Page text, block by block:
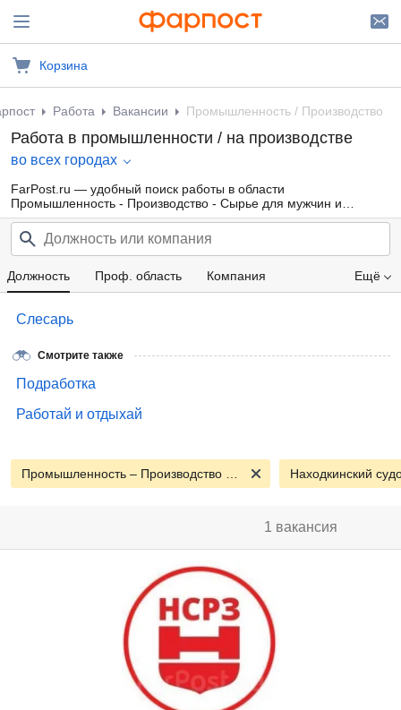
Корзина
Работа Вакансии Промышленность / Производство
Работа в промышленности / на производстве
во всех городах
FarPost.ru — удобный поиск работы в области
Промышленность - Производство - Сырье для мужчин и
женщин от прямых работодателей, а также от кадровых
агентств. Свежие вакансии каждый день.
Ещё
Должность Проф. область Компания
Слесарь
Смотрите также
Подработка
Работай и отдыхай
Находкинский
1 вакансия